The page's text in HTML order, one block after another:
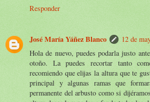
Responder
José María Yáñez Blanco
12 de
Hola de nuevo, puedes podarla justo
otoño. La puedes recortar tanto
recomiendo que elijas la altura que te
principal y algunas ramas que
permanente del arbusto como si